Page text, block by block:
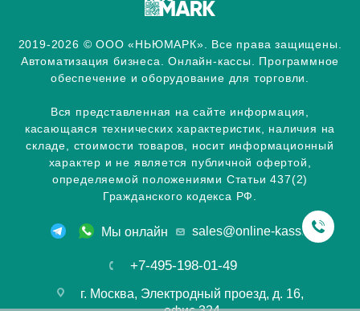
2019-2026 © ООО «НЬЮМАРК». Все права защищены.
Автоматизация бизнеса. Онлайн-кассы. Программное
обеспечение и оборудование для торговли.
Вся представленная на сайте информация,
касающаяся технических характеристик, наличия на
складе, стоимости товаров, носит информационный
характер и не является публичной офертой,
определяемой положениями Статьи 437(2)
Гражданского кодекса РФ.
Мы онлайн sales@online-kassa.info
+7-495-198-01-49
г. Москва, Электродный проезд, д. 16,